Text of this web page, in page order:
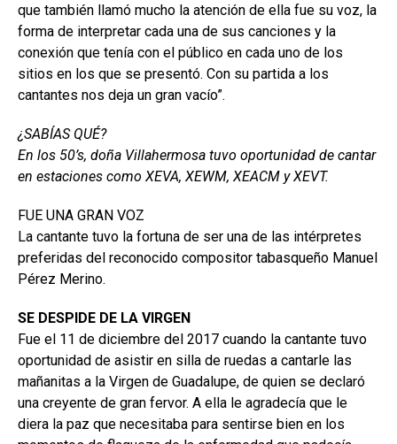
que también llamó mucho la atención de ella fue su voz, la
forma de interpretar cada una de sus canciones y la
conexión que tenía con el público en cada uno de los
sitios en los que se presentó. Con su partida a los
cantantes nos deja un gran vacío”.
¿SABÍAS QUÉ?
En los 50’s, doña Villahermosa tuvo oportunidad de cantar
en estaciones como XEVA, XEWM, XEACM y XEVT.
FUE UNA GRAN VOZ
La cantante tuvo la fortuna de ser una de las intérpretes
preferidas del reconocido compositor tabasqueño Manuel
Pérez Merino.
SE DESPIDE DE LA VIRGEN
Fue el 11 de diciembre del 2017 cuando la cantante tuvo
oportunidad de asistir en silla de ruedas a cantarle las
mañanitas a la Virgen de Guadalupe, de quien se declaró
una creyente de gran fervor. A ella le agradecía que le
diera la paz que necesitaba para sentirse bien en los